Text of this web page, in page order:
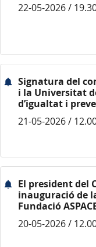
22-05-2026 /
Signatura del
i la Universitat
d’igualtat i
21-05-2026 /
El president del
inauguració de
Fundació
20-05-2026 /